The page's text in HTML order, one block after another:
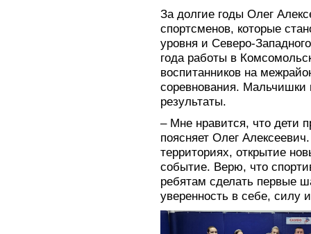
За долгие годы Олег
спортсменов, которые
уровня и Северо-
года работы в
воспитанников на
соревнования. Мальчишки
результаты.
– Мне нравится, что дети
поясняет Олег
территориях, открытие
событие. Верю, что
ребятам сделать первые
уверенность в себе, силу